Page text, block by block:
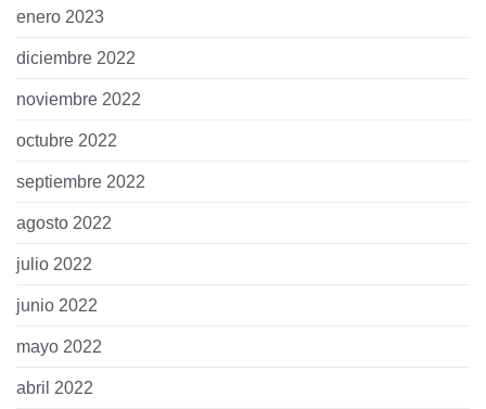
enero 2023
diciembre 2022
noviembre 2022
octubre 2022
septiembre 2022
agosto 2022
julio 2022
junio 2022
mayo 2022
abril 2022